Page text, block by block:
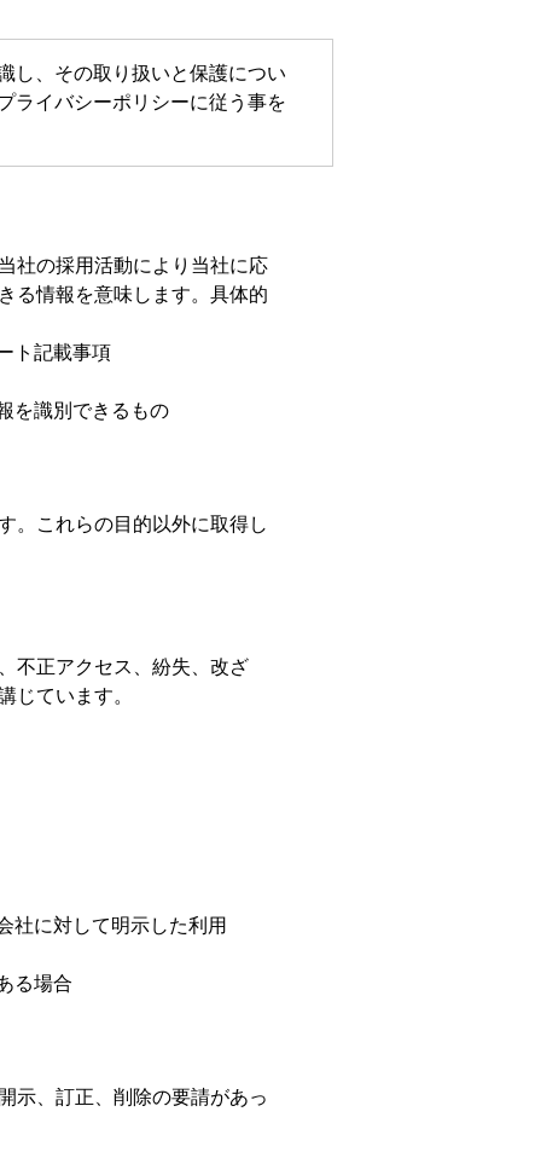
し、その取り扱いと保護につい
ライバシーポリシーに従う事を
社の採用活動により当社に応
る情報を意味します。具体的
ト記載事項
を識別できるもの
。これらの目的以外に取得し
不正アクセス、紛失、改ざ
じています。
社に対して明示した利用
る場合
示、訂正、削除の要請があっ